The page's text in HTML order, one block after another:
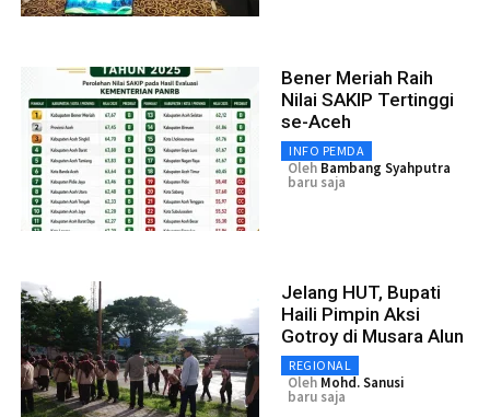
Bener Meriah Raih
Nilai SAKIP Tertinggi
se-Aceh
INFO PEMDA
Oleh Bambang Syahputra
baru saja
Jelang HUT, Bupati
Haili Pimpin Aksi
Gotroy di Musara Alun
REGIONAL
Oleh Mohd. Sanusi
baru saja